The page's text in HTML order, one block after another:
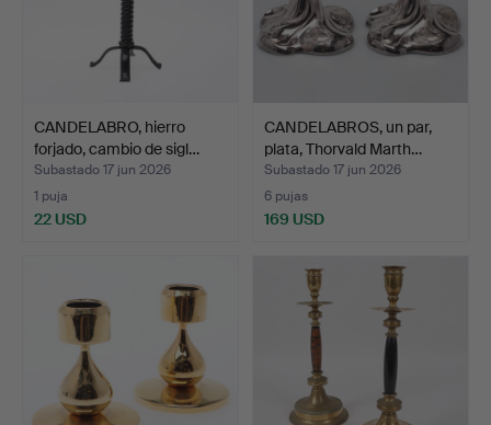
CANDELABRO, hierro
forjado, cambio de sigl…
Subastado 17 jun 2026
1 puja
22 USD
CANDELABROS, un par,
plata, Thorvald Marth…
Subastado 17 jun 2026
6 pujas
169 USD